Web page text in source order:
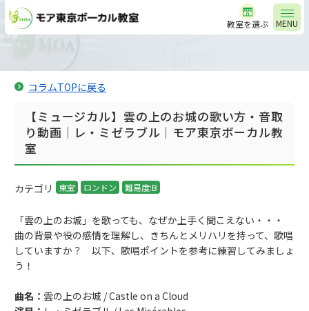
MENU
教室を選ぶ
コラムTOPに戻る
【ミュージカル】雲の上のお城の歌い方・音取
り動画｜レ・ミゼラブル｜モア東京ボーカル教
室
カテゴリ 東宝 ロンドン 難易度:B
「雲の上のお城」を歌っても、なぜか上手く聞こえない・・・
曲の背景や役の感情を理解し、きちんとメリハリを持って、歌唱
していますか？ 以下、歌唱ポイントを参考に練習してみましょ
う！
曲名： 雲の上のお城 / Castle on a Cloud